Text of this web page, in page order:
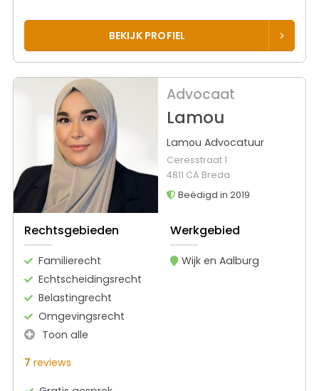
BEKIJK PROFIEL
Advocaat
Lamou
Lamou Advocatuur
Ceresstraat 1
4811 CA Breda
Beëdigd in 2019
Rechtsgebieden
Familierecht
Echtscheidingsrecht
Belastingrecht
Omgevingsrecht
Toon alle
Werkgebied
Wijk en Aalburg
7 reviews